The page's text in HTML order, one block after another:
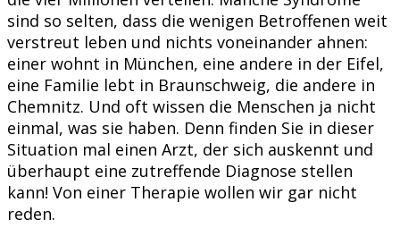
sind so selten, dass die wenigen Betroffenen weit
verstreut leben und nichts voneinander ahnen:
einer wohnt in München, eine andere in der Eifel,
eine Familie lebt in Braunschweig, die andere in
Chemnitz. Und oft wissen die Menschen ja nicht
einmal, was sie haben. Denn finden Sie in dieser
Situation mal einen Arzt, der sich auskennt und
überhaupt eine zutreffende Diagnose stellen
kann! Von einer Therapie wollen wir gar nicht
reden.